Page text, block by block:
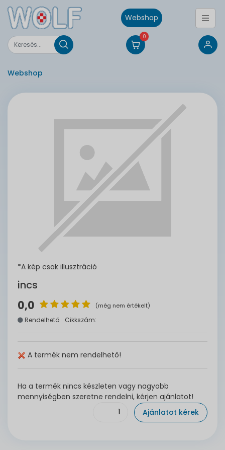
Webshop
0
Webshop
*A kép csak illusztráció
incs
0,0 (még nem értékelt)
Rendelhető Cikkszám:
A termék nem rendelhető!
Ha a termék nincs készleten vagy nagyobb
mennyiségben szeretne rendelni, kérjen ajánlatot!
Ajánlatot kérek